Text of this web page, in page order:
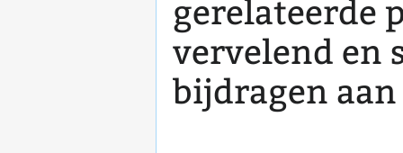
gerelateerde
vervelend en
bijdragen